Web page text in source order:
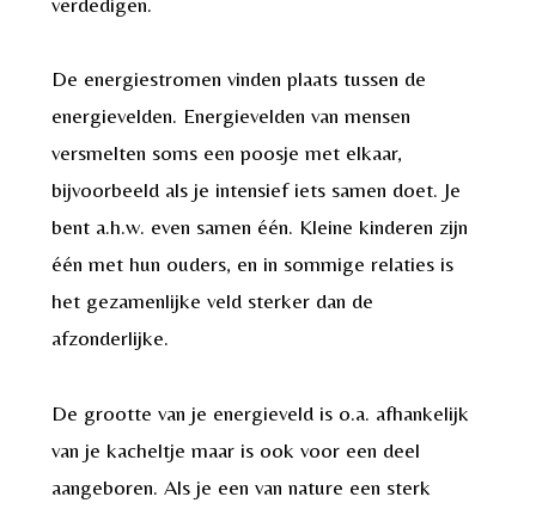
De energiestromen vinden plaats tussen de
energievelden. Energievelden van mensen
versmelten soms een poosje met elkaar,
bijvoorbeeld als je intensief iets samen doet. Je
bent a.h.w. even samen één. Kleine kinderen zijn
één met hun ouders, en in sommige relaties is
het gezamenlijke veld sterker dan de
afzonderlijke.
De grootte van je energieveld is o.a. afhankelijk
van je kacheltje maar is ook voor een deel
aangeboren. Als je een van nature een sterk